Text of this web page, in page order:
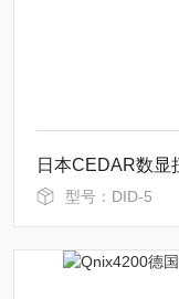
日本CEDAR数显
型号：DID-5